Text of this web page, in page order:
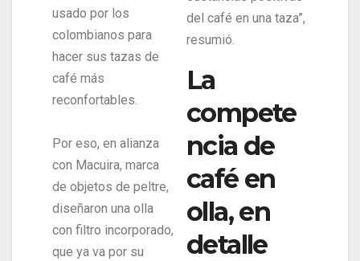
usado por los
colombianos para
hacer sus tazas de
café más
reconfortables.
Por eso, en alianza
con Macuira, marca
de objetos de peltre,
diseñaron una olla
con filtro incorporado,
que ya va por su
del café en una taza”,
resumió.
La
compete
ncia de
café en
olla, en
detalle